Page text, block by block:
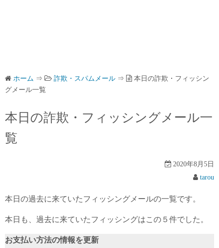
ホーム ⇒ 詐欺・スパムメール ⇒
本日の詐欺・フィッシン
グメール一覧
本日の詐欺・フィッシングメール一
覧
2020年8月5日
tarou
本日の過去に来ていたフィッシングメールの一覧です。
本日も、過去に来ていたフィッシングはこの５件でした。
お支払い方法の情報を更新